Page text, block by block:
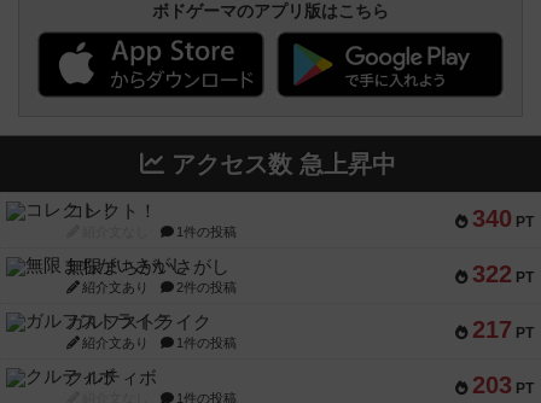
ボドゲーマのアプリ版はこちら
アクセス数 急上昇中
340 PT
コレクト！
1件の投稿
322 PT
無限まちがいさがし
紹介文あり 2件の投稿
217 PT
ガルフストライク
紹介文あり 1件の投稿
203 PT
クルティボ
1件の投稿